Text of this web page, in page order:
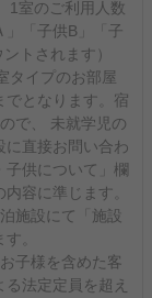
1室のご利用人数
」「子供B」「子
トされます）
タイプのお部屋
でとなります。宿
で、 未就学児の
に直接お問い合わ
子供について」欄
容に準じます。
施設にて「施設
。
子様を含めた客
法定定員を超え